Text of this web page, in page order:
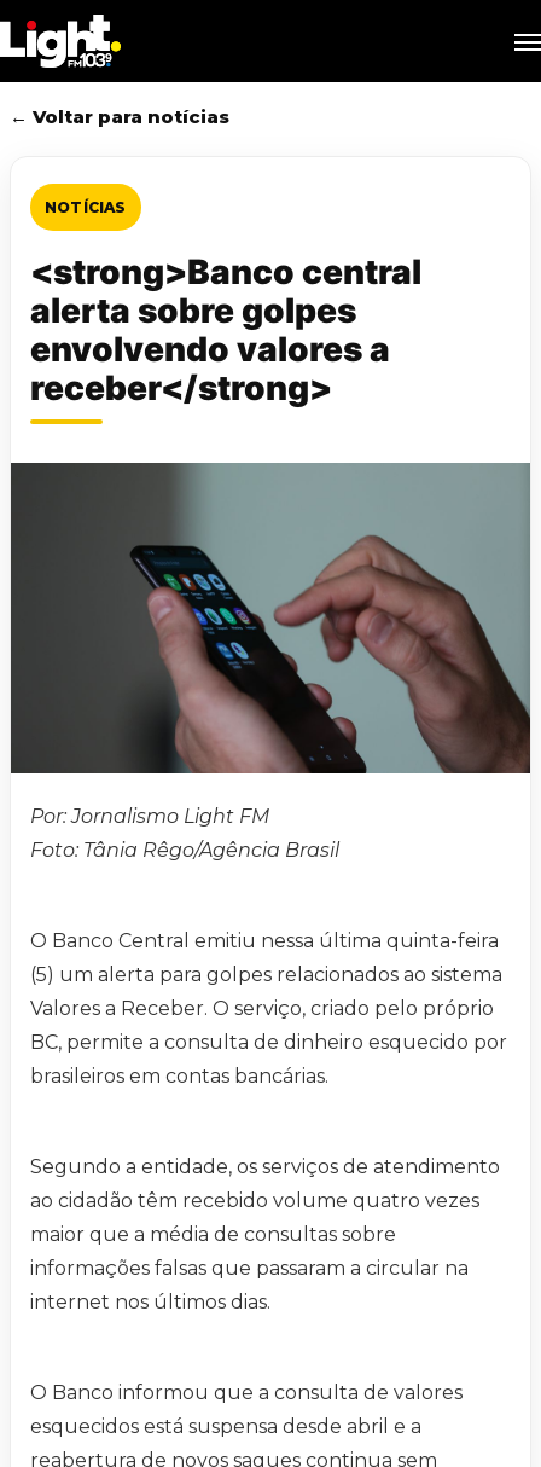
to
main
content
← Voltar para notícias
NOTÍCIAS
<strong>Banco central
alerta sobre golpes
envolvendo valores a
receber</strong>
Por: Jornalismo Light FM
Foto: Tânia Rêgo/Agência Brasil
O Banco Central emitiu nessa última quinta-feira
(5) um alerta para golpes relacionados ao sistema
Valores a Receber. O serviço, criado pelo próprio
BC, permite a consulta de dinheiro esquecido por
brasileiros em contas bancárias.
Segundo a entidade, os serviços de atendimento
ao cidadão têm recebido volume quatro vezes
maior que a média de consultas sobre
informações falsas que passaram a circular na
internet nos últimos dias.
O Banco informou que a consulta de valores
esquecidos está suspensa desde abril e a
reabertura de novos saques continua sem